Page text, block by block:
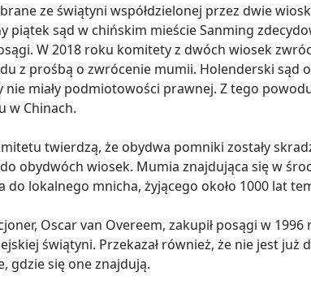
ze świątyni współdzielonej przez dwie
piątek sąd w chińskim mieście Sanming
W 2018 roku komitety z dwóch wiosek
z prośbą o zwrócenie mumii. Holenderski sąd
miały podmiotowości prawnej. Z tego
w Chinach.
twierdzą, że obydwa pomniki zostały
obydwóch wiosek. Mumia znajdująca się w
do lokalnego mnicha, żyjącego około 1000 lat
Oscar van Overeem, zakupił posągi w
świątyni. Przekazał również, że nie jest już
gdzie się one znajdują.